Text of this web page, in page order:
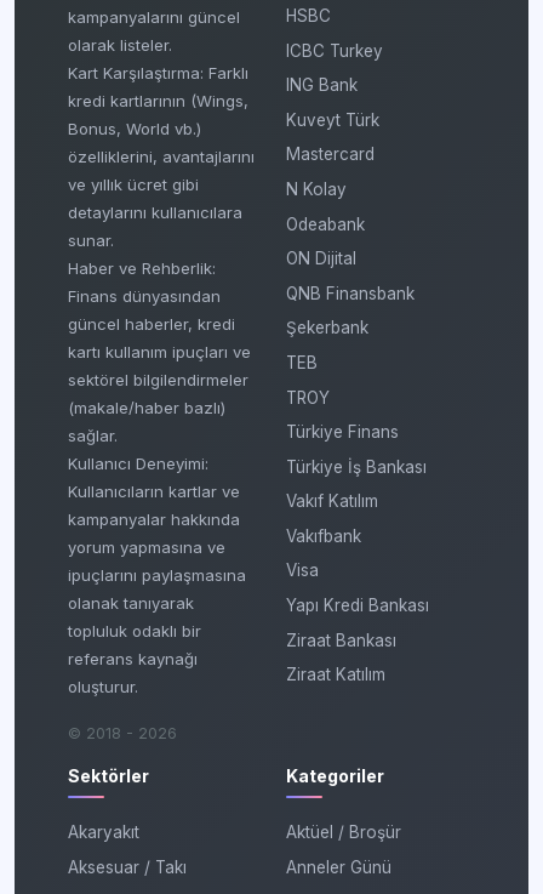
kampanyalarını güncel
olarak listeler.
Kart Karşılaştırma: Farklı
kredi kartlarının (Wings,
Bonus, World vb.)
özelliklerini, avantajlarını
ve yıllık ücret gibi
detaylarını kullanıcılara
sunar.
Haber ve Rehberlik:
Finans dünyasından
güncel haberler, kredi
kartı kullanım ipuçları ve
sektörel bilgilendirmeler
(makale/haber bazlı)
sağlar.
Kullanıcı Deneyimi:
Kullanıcıların kartlar ve
kampanyalar hakkında
yorum yapmasına ve
ipuçlarını paylaşmasına
olanak tanıyarak
topluluk odaklı bir
referans kaynağı
oluşturur.
© 2018 - 2026
HSBC
ICBC Turkey
ING Bank
Kuveyt Türk
Mastercard
N Kolay
Odeabank
ON Dijital
QNB Finansbank
Şekerbank
TEB
TROY
Türkiye Finans
Türkiye İş Bankası
Vakıf Katılım
Vakıfbank
Visa
Yapı Kredi Bankası
Ziraat Bankası
Ziraat Katılım
Sektörler
Akaryakıt
Aksesuar / Takı
Kategoriler
Aktüel / Broşür
Anneler Günü